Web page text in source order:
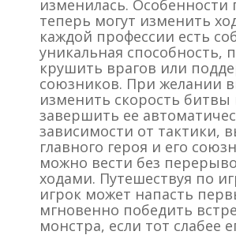
изменилась. Особенности
теперь могут изменить
каждой профессии есть
уникальная способность,
крушить врагов или
союзников. При желании
изменить скорость битвы
завершить ее
зависимости от тактики,
главного героя и его
можно вести без
ходами. Путешествуя по
игрок может напасть
мгновенно победить
монстра, если тот слабее